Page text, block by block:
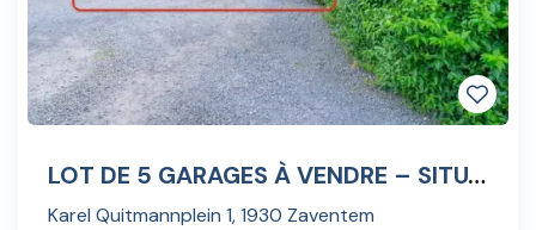
LOT DE 5 GARAGES À VENDRE – SITUATION IDÉALE
Karel Quitmannplein 1, 1930 Zaventem